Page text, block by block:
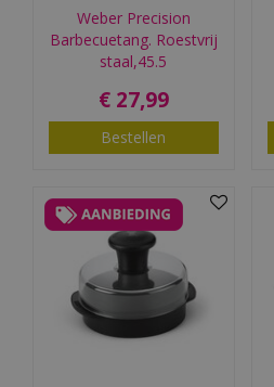
Weber Precision
Barbecuetang. Roestvrij
staal,45.5
€ 27,99
Bestellen